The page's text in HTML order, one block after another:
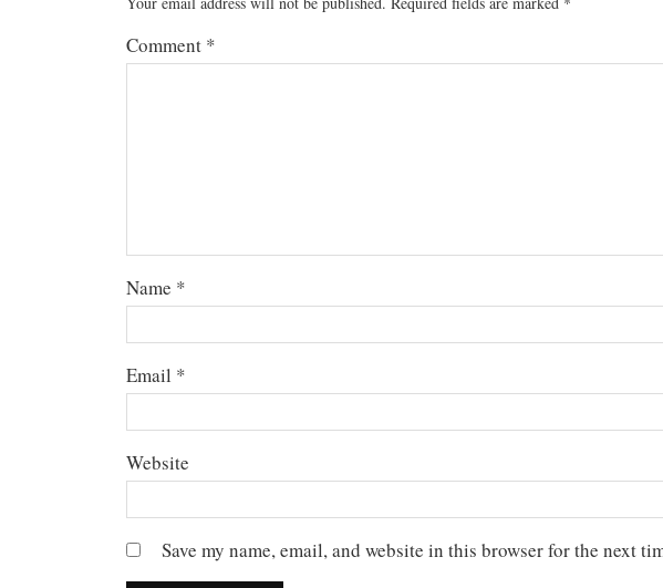
Comment *
Name *
Email *
Website
Save my name, email, and website in this browser for the next